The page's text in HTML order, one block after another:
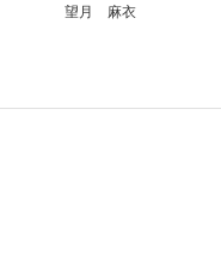
望月 麻衣